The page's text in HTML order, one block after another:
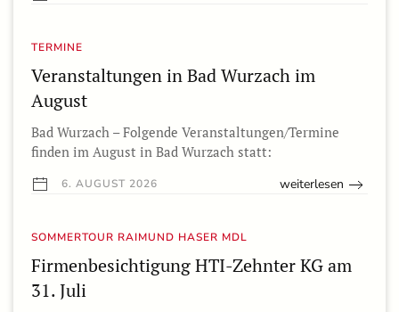
TERMINE
Veranstaltungen in Bad Wurzach im
August
Bad Wurzach – Folgende Veranstaltungen/Termine
finden im August in Bad Wurzach statt:
6. AUGUST 2026 weiterlesen
SOMMERTOUR RAIMUND HASER MDL
Firmenbesichtigung HTI-Zehnter KG am
31. Juli